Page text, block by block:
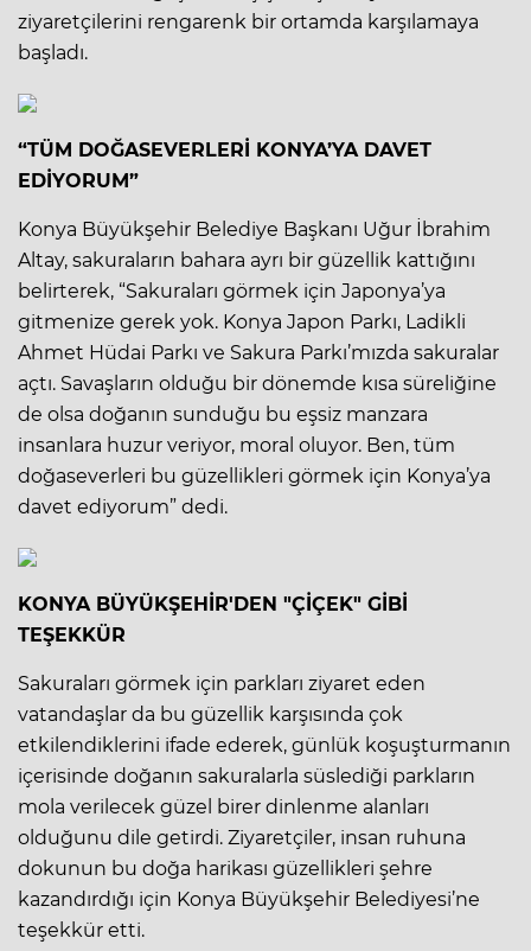
ziyaretçilerini rengarenk bir ortamda karşılamaya
başladı.
“TÜM DOĞASEVERLERİ KONYA’YA DAVET
EDİYORUM”
Konya Büyükşehir Belediye Başkanı Uğur İbrahim
Altay, sakuraların bahara ayrı bir güzellik kattığını
belirterek, “Sakuraları görmek için Japonya’ya
gitmenize gerek yok. Konya Japon Parkı, Ladikli
Ahmet Hüdai Parkı ve Sakura Parkı’mızda sakuralar
açtı. Savaşların olduğu bir dönemde kısa süreliğine
de olsa doğanın sunduğu bu eşsiz manzara
insanlara huzur veriyor, moral oluyor. Ben, tüm
doğaseverleri bu güzellikleri görmek için Konya’ya
davet ediyorum” dedi.
KONYA BÜYÜKŞEHİR'DEN "ÇİÇEK" GİBİ
TEŞEKKÜR
Sakuraları görmek için parkları ziyaret eden
vatandaşlar da bu güzellik karşısında çok
etkilendiklerini ifade ederek, günlük koşuşturmanın
içerisinde doğanın sakuralarla süslediği parkların
mola verilecek güzel birer dinlenme alanları
olduğunu dile getirdi. Ziyaretçiler, insan ruhuna
dokunun bu doğa harikası güzellikleri şehre
kazandırdığı için Konya Büyükşehir Belediyesi’ne
teşekkür etti.